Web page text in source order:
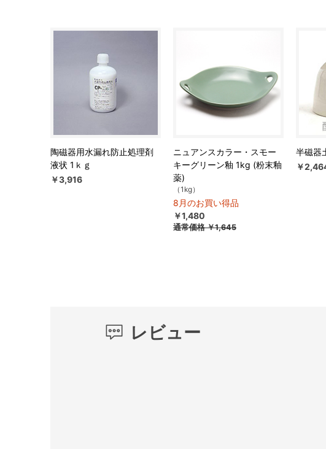
陶磁器用水漏れ防止処理剤
液状 1ｋｇ
￥3,916
ニュアンスカラー・スモー
キーグリーン釉 1kg (粉末釉
薬)
（1kg）
8月のお買い得品
￥1,480
通常価格￥1,645
半磁器
￥
レビュー